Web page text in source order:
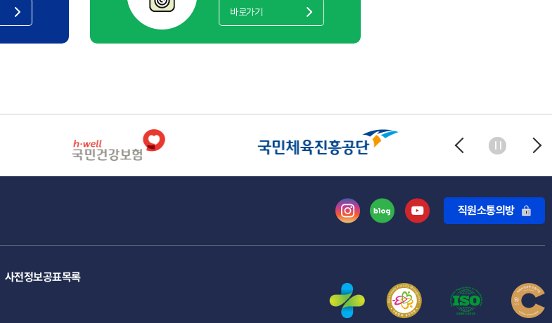
바로가기
직원소통의방
사전정보공표목록